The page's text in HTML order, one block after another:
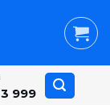
999